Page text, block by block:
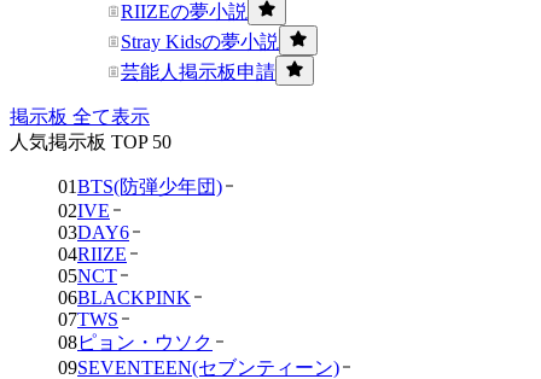
RIIZEの夢小説
Stray Kidsの夢小説
芸能人掲示板申請
掲示板 全て表示
人気掲示板 TOP 50
01BTS(防弾少年団)
02IVE
03DAY6
04RIIZE
05NCT
06BLACKPINK
07TWS
08ピョン・ウソク
09SEVENTEEN(セブンティーン)